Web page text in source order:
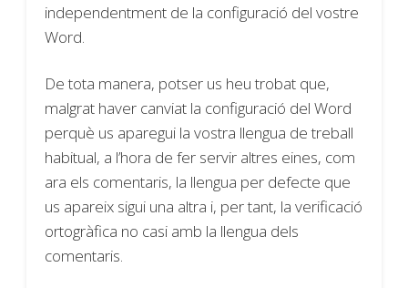
independentment de la configuració del vostre
Word.
De tota manera, potser us heu trobat que,
malgrat haver canviat la configuració del Word
perquè us aparegui la vostra llengua de treball
habitual, a l’hora de fer servir altres eines, com
ara els comentaris, la llengua per defecte que
us apareix sigui una altra i, per tant, la verificació
ortogràfica no casi amb la llengua dels
comentaris.